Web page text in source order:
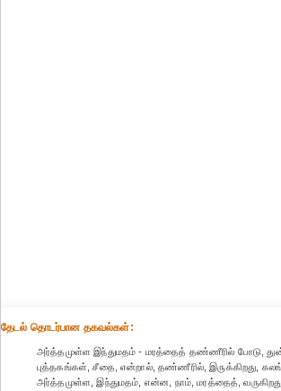
தேட‌ல் தொட‌ர்பான தகவ‌ல்க‌ள்:
அர்த்தமுள்ள இந்துமதம் - மரத்தைத் தண்ணீரில் போடு,
புத்தகங்கள், சீதை, என்றால், தண்ணீரில், இருக்கிறது,
அர்த்தமுள்ள, இந்துமதம், என்ன, நாம், மரத்தைத்,